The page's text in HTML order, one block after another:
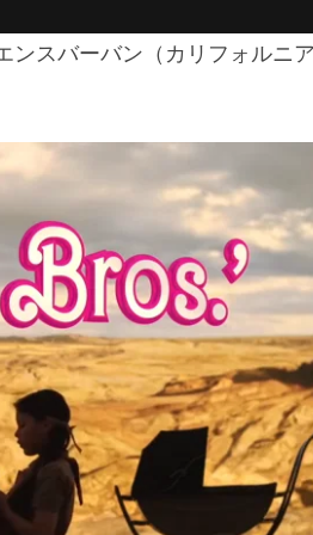
ンスバーバン（カリフォルニ